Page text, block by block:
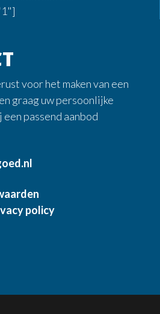
voor het maken van een
graag uw persoonlijke
passend aanbod
policy